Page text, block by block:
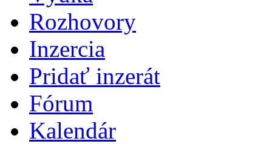
Rozhovory
Inzercia
Pridať inzerát
Fórum
Kalendár